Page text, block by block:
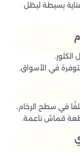
عناية بسيطة ليظل
الكلور.
في الأسواق.
في سطح الرخام.
قماش ناعمة.